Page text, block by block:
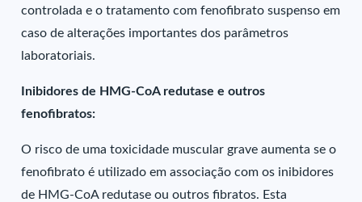
controlada e o tratamento com fenofibrato suspenso em
caso de alterações importantes dos parâmetros
laboratoriais.
Inibidores de HMG-CoA redutase e outros
fenofibratos:
O risco de uma toxicidade muscular grave aumenta se o
fenofibrato é utilizado em associação com os inibidores
de HMG-CoA redutase ou outros fibratos. Esta